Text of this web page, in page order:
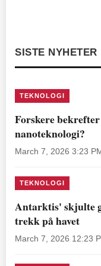
SISTE NYHETER
TEKNOLOGI
Forskere
nanoteknologi?
March 7, 2026 3:23
TEKNOLOGI
Antarktis' skjulte
trekk på havet
March 7, 2026 12:23